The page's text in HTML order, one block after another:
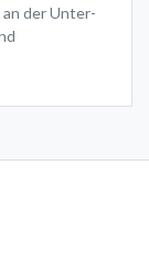
der Unter-